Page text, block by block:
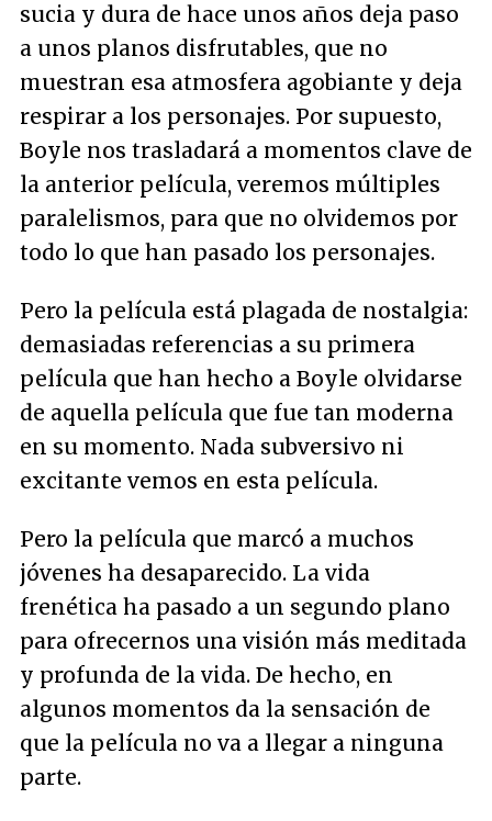
sucia y dura de hace unos años deja paso
a unos planos disfrutables, que no
muestran esa atmosfera agobiante y deja
respirar a los personajes. Por supuesto,
Boyle nos trasladará a momentos clave de
la anterior película, veremos múltiples
paralelismos, para que no olvidemos por
todo lo que han pasado los personajes.
Pero la película está plagada de nostalgia:
demasiadas referencias a su primera
película que han hecho a Boyle olvidarse
de aquella película que fue tan moderna
en su momento. Nada subversivo ni
excitante vemos en esta película.
Pero la película que marcó a muchos
jóvenes ha desaparecido. La vida
frenética ha pasado a un segundo plano
para ofrecernos una visión más meditada
y profunda de la vida. De hecho, en
algunos momentos da la sensación de
que la película no va a llegar a ninguna
parte.